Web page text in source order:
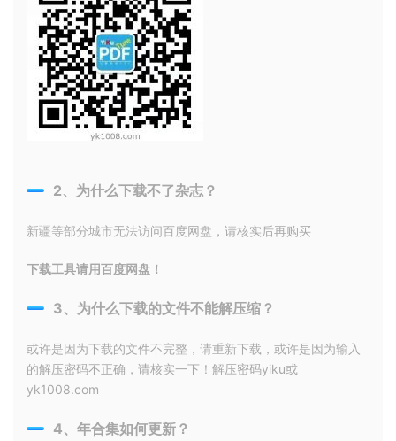
2、为什么下载不了杂志？
新疆等部分城市无法访问百度网盘，请核实后再购买
下载工具请用百度网盘！
3、为什么下载的文件不能解压缩？
或许是因为下载的文件不完整，请重新下载，或许是因为输入
的解压密码不正确，请核实一下！解压密码yiku或
yk1008.com
4、年合集如何更新？